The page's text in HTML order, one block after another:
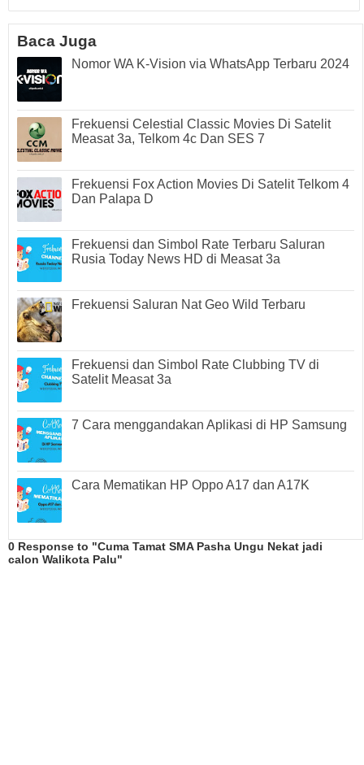
Baca Juga
Nomor WA K-Vision via WhatsApp Terbaru 2024
Frekuensi Celestial Classic Movies Di Satelit
Measat 3a, Telkom 4c Dan SES 7
Frekuensi Fox Action Movies Di Satelit Telkom 4
Dan Palapa D
Frekuensi dan Simbol Rate Terbaru Saluran
Rusia Today News HD di Measat 3a
Frekuensi Saluran Nat Geo Wild Terbaru
Frekuensi dan Simbol Rate Clubbing TV di
Satelit Measat 3a
7 Cara menggandakan Aplikasi di HP Samsung
Cara Mematikan HP Oppo A17 dan A17K
0 Response to "Cuma Tamat SMA Pasha Ungu Nekat jadi
calon Walikota Palu"